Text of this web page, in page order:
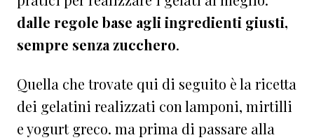
dalle regole base agli ingredienti giusti,
sempre senza zucchero.
Quella che trovate qui di seguito è la ricetta
dei gelatini realizzati con lamponi, mirtilli
e yogurt greco. ma prima di passare alla